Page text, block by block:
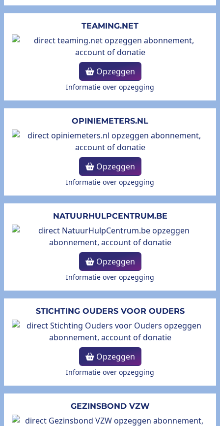
TEAMING.NET
Opzeggen
Informatie over opzegging
OPINIEMETERS.NL
Opzeggen
Informatie over opzegging
NATUURHULPCENTRUM.BE
Opzeggen
Informatie over opzegging
STICHTING OUDERS VOOR OUDERS
Opzeggen
Informatie over opzegging
GEZINSBOND VZW